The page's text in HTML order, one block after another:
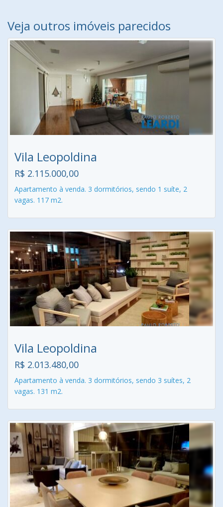
Veja outros imóveis parecidos
Vila Leopoldina
R$ 2.115.000,00
Apartamento à venda. 3 dormitórios, sendo 1 suíte, 2
vagas. 117 m2.
Vila Leopoldina
R$ 2.013.480,00
Apartamento à venda. 3 dormitórios, sendo 3 suítes, 2
vagas. 131 m2.